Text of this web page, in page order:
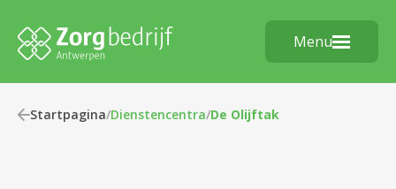
Menu
Startpagina/Dienstencentra/De Olijftak